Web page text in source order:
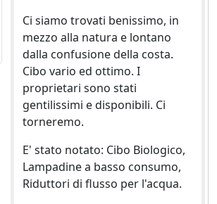
Ci siamo trovati benissimo, in
mezzo alla natura e lontano
dalla confusione della costa.
Cibo vario ed ottimo. I
proprietari sono stati
gentilissimi e disponibili. Ci
torneremo.
E' stato notato: Cibo Biologico,
Lampadine a basso consumo,
Riduttori di flusso per l'acqua.